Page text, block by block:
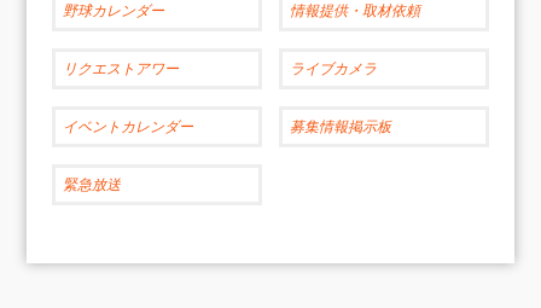
野球カレンダー 情報提供・取材依頼
リクエストアワー ライブカメラ
イベントカレンダー 募集情報掲示板
緊急放送